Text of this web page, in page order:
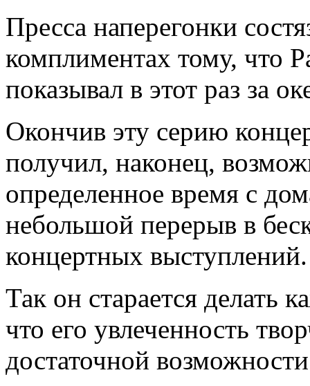
Пресса наперегонки
комплиментах тому, что
показывал в этот раз за
Окончив эту серию
получил, наконец,
определенное время с
небольшой перерыв в
концертных выступлений.
Так он старается делать
что его увлеченность
достаточной